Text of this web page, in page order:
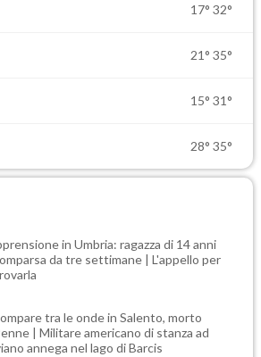
17° 32°
21° 35°
15° 31°
28° 35°
in Umbria: ragazza di 14 anni
da tre settimane | L'appello per
tra le onde in Salento, morto
| Militare americano di stanza ad
annega nel lago di Barcis